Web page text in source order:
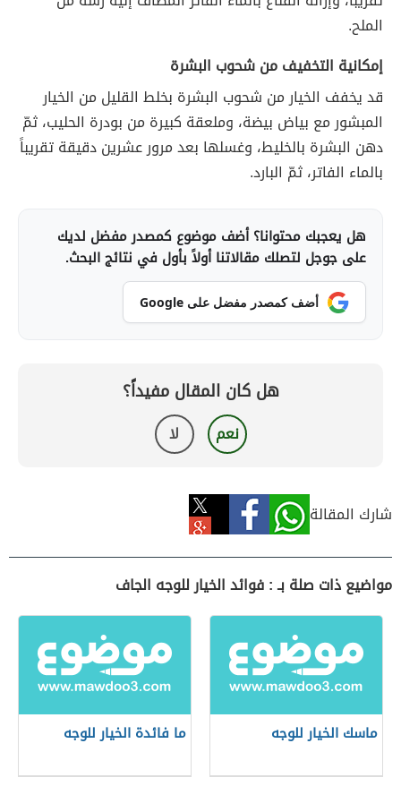
الملح.
إمكانية التخفيف من شحوب البشرة
قد يخفف الخيار من شحوب البشرة بخلط القليل من الخيار
المبشور مع بياض بيضة، وملعقة كبيرة من بودرة الحليب، ثمّ
دهن البشرة بالخليط، وغسلها بعد مرور عشرين دقيقة تقريباً
بالماء الفاتر، ثمّ البارد.
هل يعجبك محتوانا؟ أضف موضوع كمصدر مفضل لديك
على جوجل لتصلك مقالاتنا أولاً بأول في نتائج البحث.
أضف كمصدر مفضل على Google
هل كان المقال مفيداً؟
نعم لا
شارك المقالة
مواضيع ذات صلة بـ : فوائد الخيار للوجه الجاف
ماسك الخيار للوجه ما فائدة الخيار للوجه